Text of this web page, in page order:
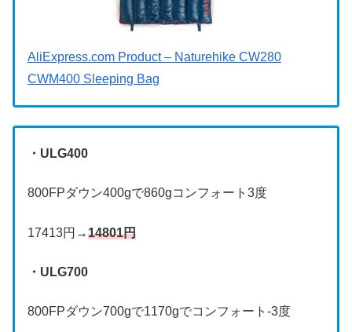
AliExpress.com Product – Naturehike CW280
CWM400 Sleeping Bag
・ULG400
800FPダウン400gで860gコンフォート3度
17413円→14801円
・ULG700
800FPダウン700gで1170gでコンフォート-3度